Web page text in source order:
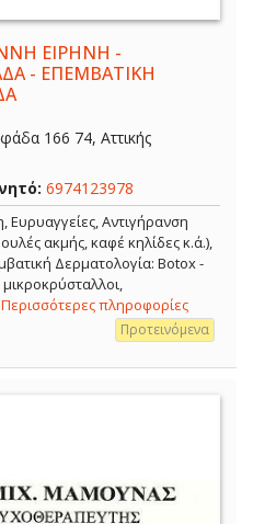
ΕΙΡΗΝΗ -
- ΕΠΕΜΒΑΤΙΚΗ
166 74, Αττικής
6974123978
Ευρυαγγείες, Αντιγήρανση
ακμής, καφέ κηλίδες κ.ά.),
Δερματολογία: Botox -
πληροφορίες
Προτεινόμενα